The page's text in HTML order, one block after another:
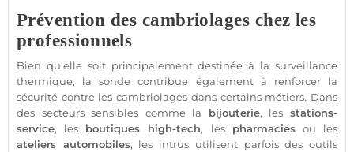
Prévention des cambriolages chez les
professionnels
Bien qu’elle soit principalement destinée à la surveillance
thermique, la sonde contribue également à renforcer la
sécurité contre les cambriolages dans certains métiers. Dans
des secteurs sensibles comme la bijouterie, lesstations-
service, les boutiques high-tech, les pharmaciesou les
ateliers automobiles, les intrus utilisent parfois des outils